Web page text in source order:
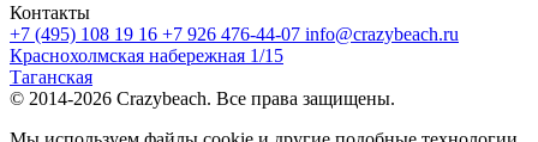
Контакты
+7 (495) 108 19 16 +7 926 476-44-07 info@crazybeach.ru
Краснохолмская набережная 1/15
Таганская
© 2014-2026 Crazybeach. Все права защищены.